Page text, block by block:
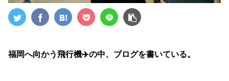
福岡へ向かう飛行機✈️の中、ブログを書いている。